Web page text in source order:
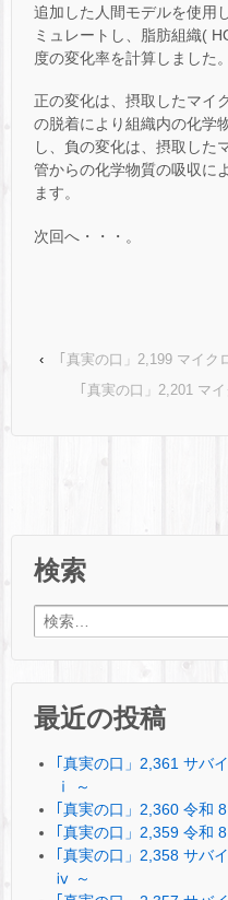
追加した人間モデルを使用
ミュレートし、脂肪組織(
度の変化率を計算しました。
正の変化は、摂取したマイ
の脱着により組織内の化学
し、負の変化は、摂取した
管からの化学物質の吸収に
ます。
次回へ・・・。
‹
｢真実の口」2,199 マイ
｢真実の口」2,201 マ
検索
検索:
最近の投稿
｢真実の口」2,361 サバ
ⅰ ～
｢真実の口」2,360 令和
｢真実の口」2,359 令和
｢真実の口」2,358 サバ
ⅳ ～